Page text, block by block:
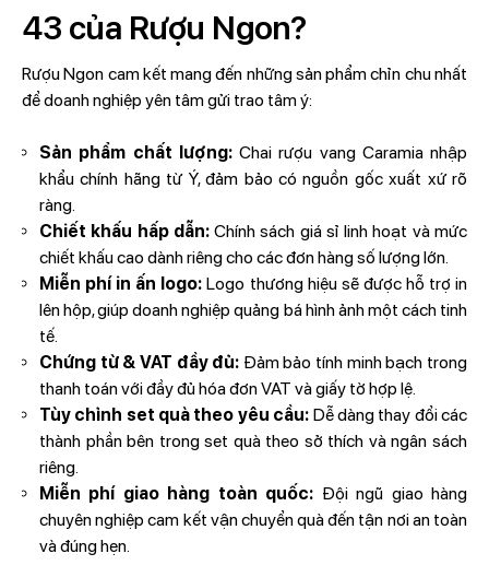
43 của Rượu Ngon?
Rượu Ngon cam kết mang đến những sản phẩm chỉn chu nhất
để doanh nghiệp yên tâm gửi trao tâm ý:
Sản phẩm chất lượng:Chai rượu vang Caramia nhập
khẩu chính hãng từ Ý, đảm bảo có nguồn gốc xuất xứ rõ
ràng.
Chiết khấu hấp dẫn:Chính sách giá sỉ linh hoạt và mức
chiết khấu cao dành riêng cho các đơn hàng số lượng lớn.
Miễn phí in ấn logo:Logo thương hiệu sẽ được hỗ trợ in
lên hộp, giúp doanh nghiệp quảng bá hình ảnh một cách tinh
tế.
Chứng từ & VAT đầy đủ: Đảm bảo tính minh bạch trong
thanh toán với đầy đủ hóa đơn VAT và giấy tờ hợp lệ.
Tùy chỉnh set quà theo yêu cầu: Dễ dàng thay đổi các
thành phần bên trong set quà theo sở thích và ngân sách
riêng.
Miễn phí giao hàng toàn quốc: Đội ngũ giao hàng
chuyên nghiệp cam kết vận chuyển quà đến tận nơi an toàn
và đúng hẹn.